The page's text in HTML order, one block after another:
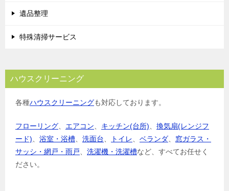
遺品整理
特殊清掃サービス
ハウスクリーニング
各種ハウスクリーニングも対応しております。
フローリング、 エアコン、 キッチン(台所)、 換気扇(レンジフ
ード)、 浴室・浴槽、 洗面台、 トイレ、 ベランダ、 窓ガラス・
サッシ・網戸・雨戸、 洗濯機・洗濯槽など、すべてお任せく
ださい。